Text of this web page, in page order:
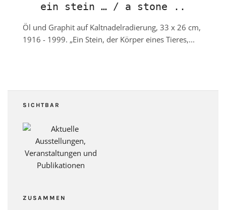
ein stein … / a stone ..
Öl und Graphit auf Kaltnadelradierung, 33 x 26 cm,
1916 - 1999. „Ein Stein, der Körper eines Tieres,...
SICHTBAR
ZUSAMMEN